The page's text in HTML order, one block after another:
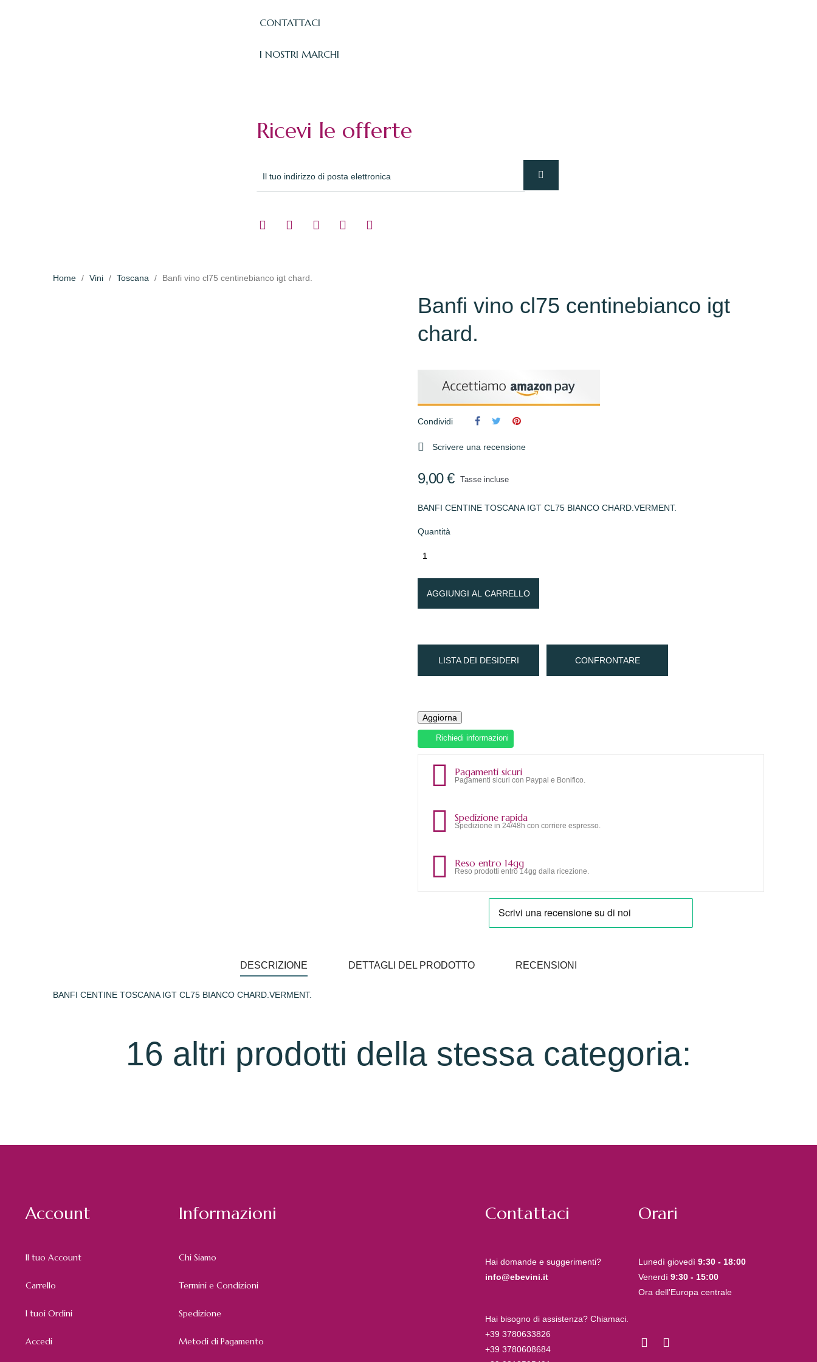
CONTATTACI
I NOSTRI MARCHI
Ricevi le offerte
Home Vini Toscana Banfi vino cl75 centinebianco igt chard.
Banfi vino cl75 centinebianco igt
chard.
Condividi
 Scrivere una recensione
9,00 € Tasse incluse
BANFI CENTINE TOSCANA IGT CL75 BIANCO CHARD.VERMENT.
Quantità
AGGIUNGI AL CARRELLO
LISTA DEI DESIDERI CONFRONTARE
Richiedi informazioni
Pagamenti sicuri
Pagamenti sicuri con Paypal e Bonifico.
Spedizione rapida
Spedizione in 24/48h con corriere espresso.
Reso entro 14gg
Reso prodotti entro 14gg dalla ricezione.
DESCRIZIONE DETTAGLI DEL PRODOTTO RECENSIONI
BANFI CENTINE TOSCANA IGT CL75 BIANCO CHARD.VERMENT.
16 altri prodotti della stessa categoria:
Account
Il tuo Account
Carrello
I tuoi Ordini
Accedi
Informazioni
Chi Siamo
Termini e Condizioni
Spedizione
Metodi di Pagamento
Contattaci
Hai domande e suggerimenti?
info@ebevini.it
Hai bisogno di assistenza? Chiamaci.
+39 3780633826
+39 3780608684
Orari
Lunedì giovedì 9:30 - 18:00
Venerdì 9:30 - 15:00
Ora dell'Europa centrale